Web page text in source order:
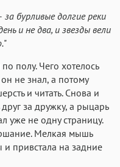
за бурливые долгие реки
и не два, и звезды вели
"
полу. Чего хотелось
не знал, а потому
и читать. Снова и
за дружку, а рыцарь
уже не одну страницу.
Мелкая мышь
привстала на задние